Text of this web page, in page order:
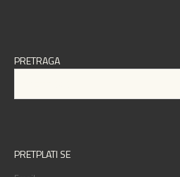
PRETRAGA
PRETPLATI SE